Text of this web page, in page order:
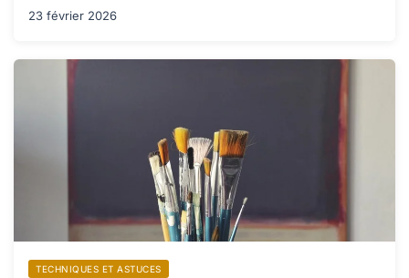
23 février 2026
TECHNIQUES ET ASTUCES